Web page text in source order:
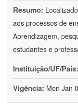
Resumo:
aos processos de
Aprendizagem,
estudantes e
Instituição/UF/País:
Vigência: Mon Jan